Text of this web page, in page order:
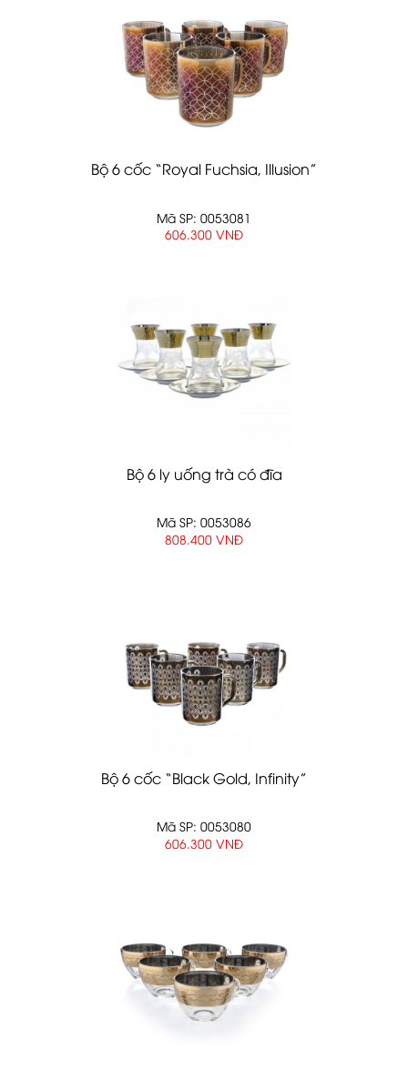
Bộ 6 cốc “Royal Fuchsia, Illusion”
Mã SP: 0053081
606.300 VNĐ
Bộ 6 ly uống trà có đĩa
Mã SP: 0053086
808.400 VNĐ
Bộ 6 cốc “Black Gold, Infinity”
Mã SP: 0053080
606.300 VNĐ